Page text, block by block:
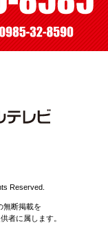
Reserved.
無断掲載を
者に属します。